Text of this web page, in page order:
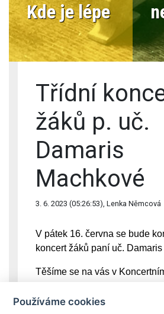
Kde je lépe
Třídní
žáků p. uč.
Damaris
Machkové
3. 6. 2023 (05:26:53), Lenka Němcová
V pátek 16. června se bude
koncert žáků paní uč.
Těšíme se na vás v
Používáme cookies